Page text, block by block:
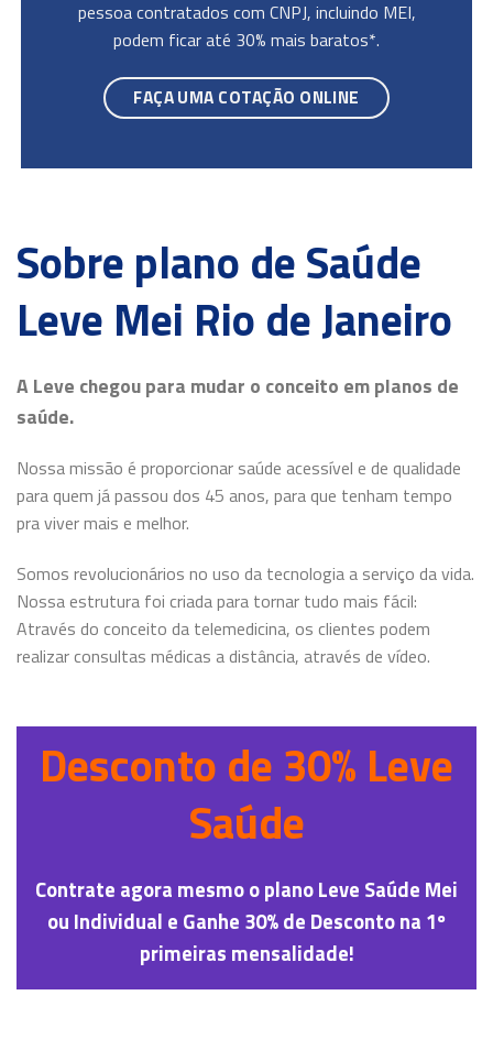
pessoa contratados com CNPJ, incluindo MEI,
podem ficar até 30% mais baratos*.
FAÇA UMA COTAÇÃO ONLINE
Sobre plano de Saúde
Leve Mei Rio de Janeiro
A Leve chegou para mudar o conceito em planos de
saúde.
Nossa missão é proporcionar saúde acessível e de qualidade
para quem já passou dos 45 anos, para que tenham tempo
pra viver mais e melhor.
Somos revolucionários no uso da tecnologia a serviço da vida.
Nossa estrutura foi criada para tornar tudo mais fácil:
Através do conceito da telemedicina, os clientes podem
realizar consultas médicas a distância, através de vídeo.
Desconto de 30% Leve
Saúde
Contrate agora mesmo o plano Leve Saúde Mei
ou Individual e Ganhe 30% de Desconto na 1º
primeiras mensalidade!